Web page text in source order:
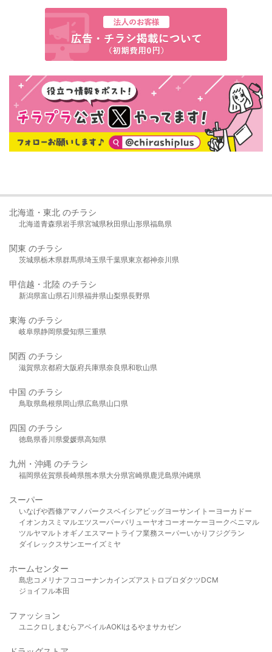
北海道・東北 のチラシ
北海道青森県岩手県宮城県秋田県山形県福島県
関東 のチラシ
茨城県栃木県群馬県埼玉県千葉県東京都神奈川県
甲信越・北陸 のチラシ
新潟県富山県石川県福井県山梨県長野県
東海 のチラシ
岐阜県静岡県愛知県三重県
関西 のチラシ
滋賀県京都府大阪府兵庫県奈良県和歌山県
中国 のチラシ
鳥取県島根県岡山県広島県山口県
四国 のチラシ
徳島県香川県愛媛県高知県
九州・沖縄 のチラシ
福岡県佐賀県長崎県熊本県大分県宮崎県鹿児島県沖縄県
スーパー
いなげや西條アマノパークスベイシア ビッグヨーサンイトーヨーカドー
イオンカスミ マルエツスーパーバリューヤオコーオーケー ヨークベニマル
ツルヤマルト オギノ エスマート ライフ業務スーパーいかり フジグラン
ダイレックスサンエーイズミヤ
ホームセンター
島忠 コメリ ナフコ コーナンカインズアストロプロダクツDCM
ジョイフル本田
ファッション
ユニクロ しまむら アベイルAOKIはるやま サカゼン